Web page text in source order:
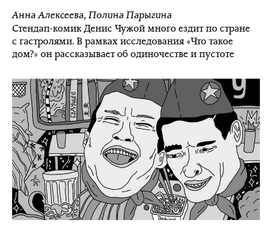
Анна Алексеева,Полина Парыгина
Стендап-комик Денис Чужой много ездит по стране
с гастролями. В рамках исследования «Что такое
дом?» он рассказывает об одиночестве и пустоте